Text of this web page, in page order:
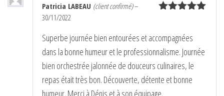
Patricia LABEAU (client confirmé)–
30/11/2022
Superbe journée bien entourées et accompagnées
dans la bonne humeur et le professionnalisme. Journée
bien orchestrée jalonnée de douceurs culinaires, le
repas était très bon. Découverte, détente et bonne
humeur. Merci à Dénis et à son équipage.